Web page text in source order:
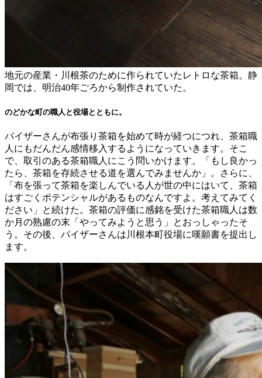
地元の産業・川根茶のために作られていたレトロな茶箱。静
岡では、明治40年ごろから制作されていた。
のどかな町の職人と役場とともに。
パイザーさんが布張り茶箱を始めて時が経つにつれ、茶箱職
人にもだんだん感情移入するようになっていきます。そこ
で、取引のある茶箱職人にこう問いかけます。「もし良かっ
たら、茶箱を存続させる道を選んでみませんか」。さらに、
「布を張って茶箱を楽しんでいる人が世の中にはいて、茶箱
はすごくポテンシャルがあるものなんですよ。考えてみてく
ださい」と続けた。茶箱の評価に感銘を受けた茶箱職人は数
か月の熟慮の末「やってみようと思う」とおっしゃったそ
う。その後、パイザーさんは川根本町役場に嘆願書を提出し
ます。